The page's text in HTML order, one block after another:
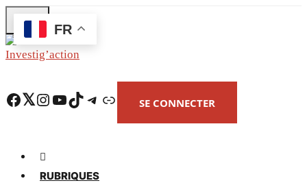
Skip
to
main
Facebook Twitter Instagram YouTube TikTok Telegram Lien SE CONNECTER
RUBRIQUES
FR